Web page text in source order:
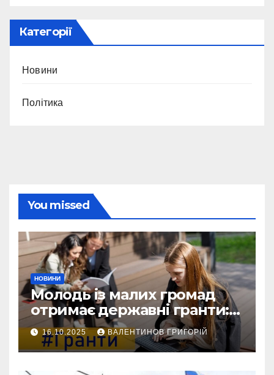
Категорії
Новини
Політика
You missed
НОВИНИ
Молодь із малих громад
отримає державні гранти:
виплати сягатимуть 200
тисяч гривень
16.10.2025 ВАЛЕНТИНОВ ГРИГОРІЙ